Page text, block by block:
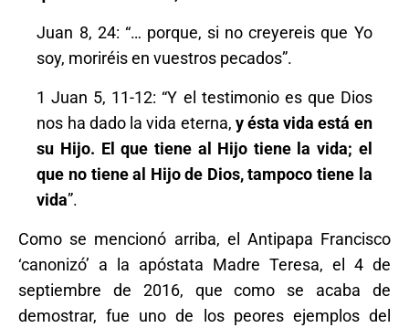
Juan 8, 24: “… porque, si no creyereis que Yo
soy, moriréis en vuestros pecados”.
1 Juan 5, 11-12: “Y el testimonio es que Dios
nos ha dado la vida eterna, y ésta vida está en
su Hijo. El que tiene al Hijo tiene la vida; el
que no tiene al Hijo de Dios, tampoco tiene la
vida”.
Como se mencionó arriba, el Antipapa Francisco
‘canonizó’ a la apóstata Madre Teresa, el 4 de
septiembre de 2016, que como se acaba de
demostrar, fue uno de los peores ejemplos del